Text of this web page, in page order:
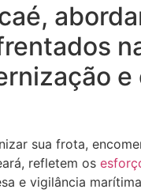
sua frota,
refletem os
e vigilância